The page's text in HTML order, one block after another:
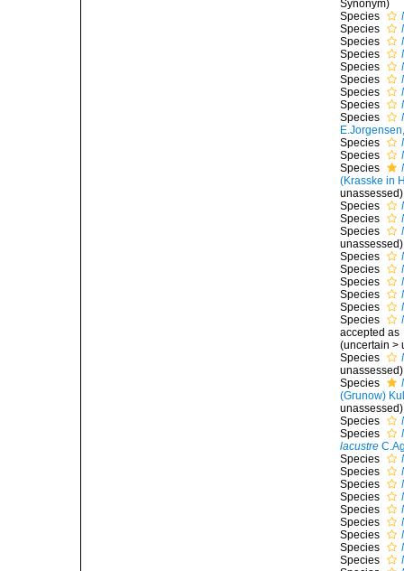
Synonym)
Species
Species
Species
Species
Species
Species
Species
Species
Species
Species
Species
Species
(Krasske in
unassessed)
Species
Species
Species
unassessed)
Species
Species
Species
Species
Species
Species
accepted as
(uncertain >
Species
unassessed)
Species
(Grunow)
unassessed)
Species
Species
lacustre
Species
Species
Species
Species
Species
Species
Species
Species
Species